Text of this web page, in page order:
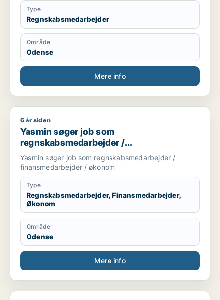
Type
Regnskabsmedarbejder
Område
Odense
Mere info
Yasmin søger job som regnskabsmedarbejder /
6 år siden
Yasmin søger job som
regnskabsmedarbejder /
finansmedarbejder / økonom
Yasmin søger job som regnskabsmedarbejder /
finansmedarbejder / økonom
Type
Regnskabsmedarbejder, Finansmedarbejder,
Økonom
Område
Odense
Mere info